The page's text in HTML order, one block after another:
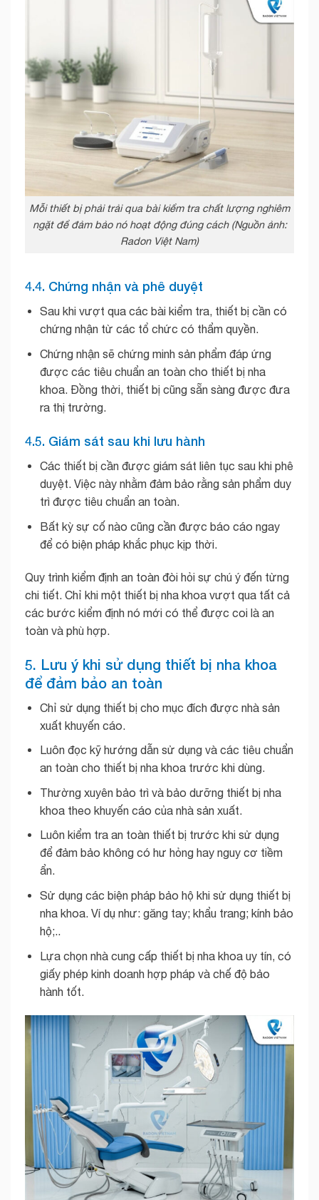
Mỗi thiết bị phải trải qua bài kiểm tra chất lượng nghiêm
ngặt để đảm bảo nó hoạt động đúng cách (Nguồn ảnh:
Radon Việt Nam)
4.4. Chứng nhận và phê duyệt
Sau khi vượt qua các bài kiểm tra, thiết bị cần có
chứng nhận từ các tổ chức có thẩm quyền.
Chứng nhận sẽ chứng minh sản phẩm đáp ứng
được các tiêu chuẩn an toàn cho thiết bị nha
khoa. Đồng thời, thiết bị cũng sẵn sàng được đưa
ra thị trường.
4.5. Giám sát sau khi lưu hành
Các thiết bị cần được giám sát liên tục sau khi phê
duyệt. Việc này nhằm đảm bảo rằng sản phẩm duy
trì được tiêu chuẩn an toàn.
Bất kỳ sự cố nào cũng cần được báo cáo ngay
để có biện pháp khắc phục kịp thời.
Quy trình kiểm định an toàn đòi hỏi sự chú ý đến từng
chi tiết. Chỉ khi một thiết bị nha khoa vượt qua tất cả
các bước kiểm định nó mới có thể được coi là an
toàn và phù hợp.
5. Lưu ý khi sử dụng thiết bị nha khoa
để đảm bảo an toàn
Chỉ sử dụng thiết bị cho mục đích được nhà sản
xuất khuyến cáo.
Luôn đọc kỹ hướng dẫn sử dụng và các tiêu chuẩn
an toàn cho thiết bị nha khoa trước khi dùng.
Thường xuyên bảo trì và bảo dưỡng thiết bị nha
khoa theo khuyến cáo của nhà sản xuất.
Luôn kiểm tra an toàn thiết bị trước khi sử dụng
để đảm bảo không có hư hỏng hay nguy cơ tiềm
ẩn.
Sử dụng các biện pháp bảo hộ khi sử dụng thiết bị
nha khoa. Ví dụ như: găng tay; khẩu trang; kính bảo
hộ;..
Lựa chọn nhà cung cấp thiết bị nha khoa uy tín, có
giấy phép kinh doanh hợp pháp và chế độ bảo
hành tốt.